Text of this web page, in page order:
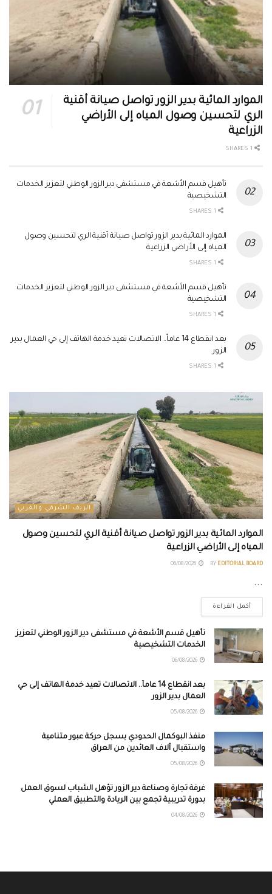
الموارد المائية بدير الزور تواصل صيانة أقنية
الري لتحسين وصول المياه إلى الأراضي
الزراعية
تأهيل قسم الأشعة في مستشفى دير الزور الوطني لتعزيز الخدمات
التشخيصية
الموارد المائية بدير الزور تواصل صيانة أقنية الري لتحسين وصول
المياه إلى الأراضي الزراعية
تأهيل قسم الأشعة في مستشفى دير الزور الوطني لتعزيز الخدمات
التشخيصية
بعد انقطاع 14 عاماً.. الاتصالات تعيد خدمة الهاتف إلى حي العمال بدير
الزور
الريف الشرقي والغربي
الموارد المائية بدير الزور تواصل صيانة أقنية الري لتحسين وصول
المياه إلى الأراضي الزراعية
BY EDITORIAL BOARD
...
أكمل القراءة
تأهيل قسم الأشعة في مستشفى دير الزور الوطني لتعزيز
الخدمات التشخيصية
بعد انقطاع 14 عاماً.. الاتصالات تعيد خدمة الهاتف إلى حي
العمال بدير الزور
منفذ البوكمال الحدودي يسجل حركة عبور متنامية
واستقبال آلاف العائدين من العراق
غرفة تجارة وصناعة دير الزور تؤهل الشباب لسوق العمل
بدورة تدريبية تجمع بين الريادة والتطبيق العملي